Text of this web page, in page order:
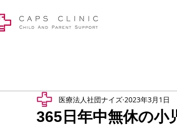
365日年中無休の小
医療法人社団ナイズ 2023年3月1日